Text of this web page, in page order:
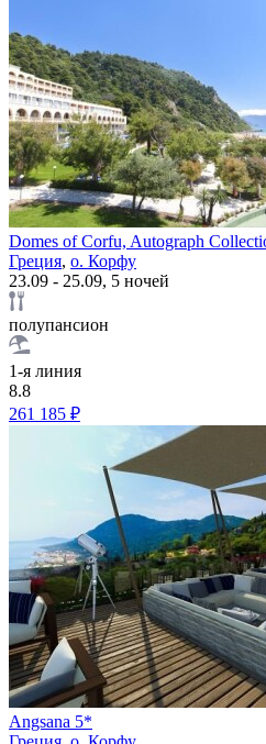
Domes of Corfu, Autograph
Греция, о. Корфу
23.09 - 25.09, 5 ночей
полупансион
1-я линия
8.8
261 185 ₽
Angsana 5*